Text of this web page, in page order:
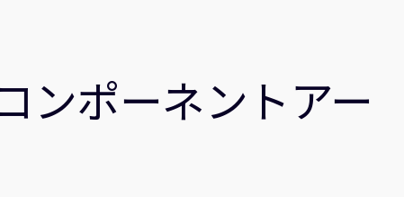
ンポーネントアー